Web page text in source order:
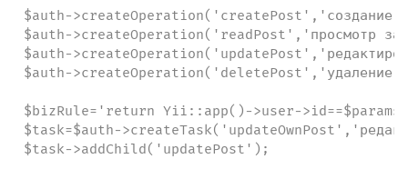
$auth->createOperation('createPost','создание
$auth->createOperation('readPost','просмотр
$auth-
$auth->createOperation('deletePost','удаление
$bizRule='return Yii::app()->user-
$task=$auth-
$task->addChild('updatePost');